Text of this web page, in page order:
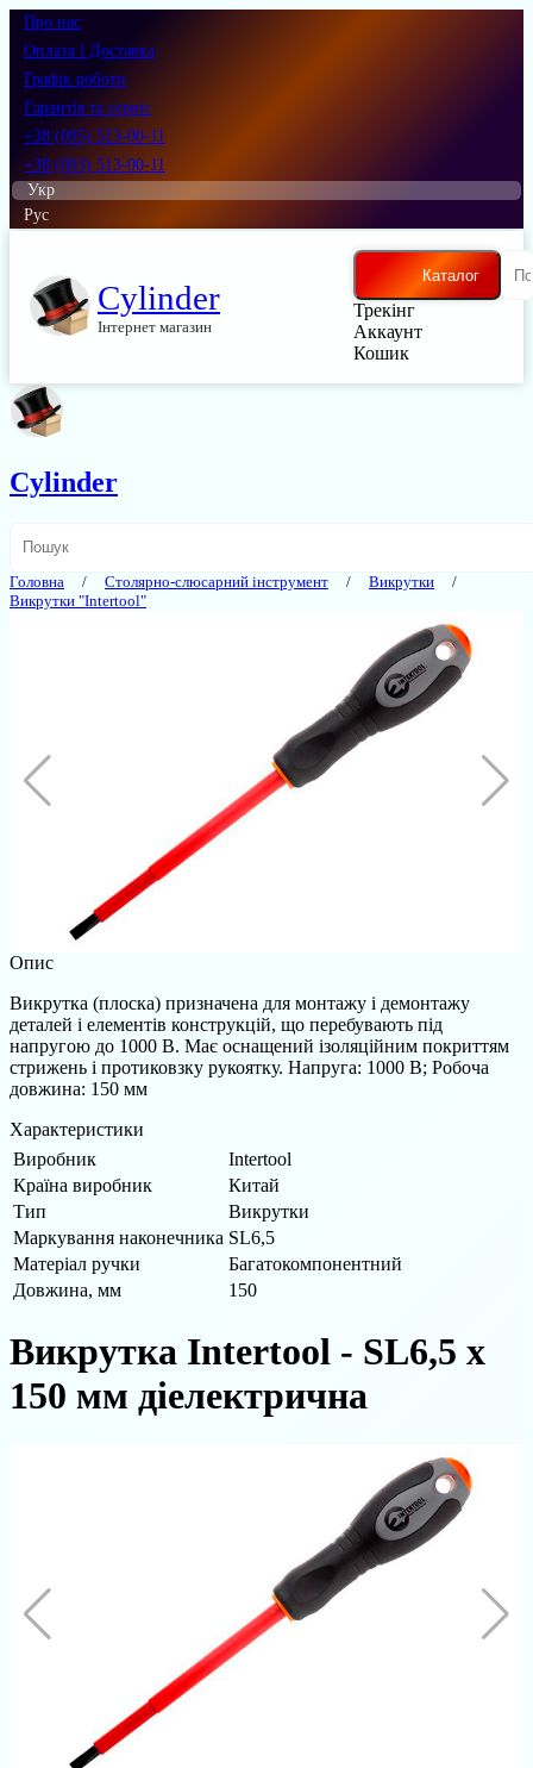
Про нас
Оплата і Доставка
Графік роботи
Гарантія та сервіс
+38 (095) 513-00-11
+38 (093) 513-00-11
Укр
Рус
Cylinder
Інтернет магазин
Каталог
Трекінг
Аккаунт
Кошик
Cylinder
Головна Столярно-слюсарний інструмент
Викрутки
Викрутки "Intertool"
Опис
Викрутка (плоска) призначена для монтажу і демонтажу
деталей і елементів конструкцій, що перебувають під
напругою до 1000 В. Має оснащений ізоляційним покриттям
стрижень і протиковзку рукоятку. Напруга: 1000 В; Робоча
довжина: 150 мм
Характеристики
Виробник
Intertool
Країна виробник
Китай
Тип
Викрутки
Маркування наконечника SL6,5
Матеріал ручки
Багатокомпонентний
Довжина, мм
150
Викрутка Intertool - SL6,5 х
150 мм діелектрична